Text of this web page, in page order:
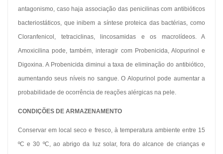
antagonismo, caso haja associação das penicilinas com antibióticos
bacteriostáticos, que inibem a síntese proteica das bactérias, como
Cloranfenicol, tetraciclinas, lincosamidas e os macrolídeos. A
Amoxicilina pode, também, interagir com Probenicida, Alopurinol e
Digoxina. A Probenicida diminui a taxa de eliminação do antibiótico,
aumentando seus níveis no sangue. O Alopurinol pode aumentar a
probabilidade de ocorrência de reações alérgicas na pele.
CONDIÇÕES DE ARMAZENAMENTO
Conservar em local seco e fresco, à temperatura ambiente entre 15
ºC e 30 ºC, ao abrigo da luz solar, fora do alcance de crianças e